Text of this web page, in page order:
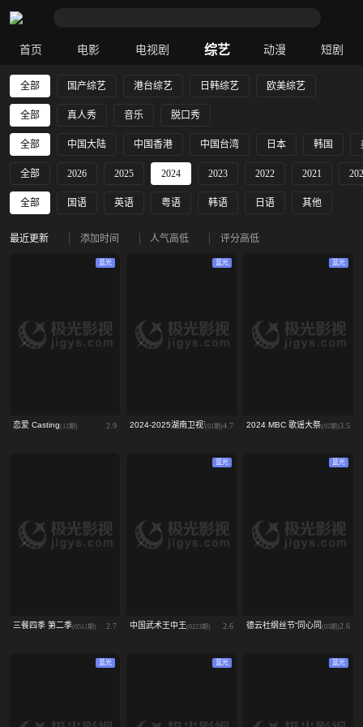
首页 电影 电视剧 综艺 动漫 短剧
全部 国产综艺 港台综艺 日韩综艺 欧美综艺
全部 真人秀 音乐 脱口秀
全部 中国大陆 中国香港 中国台湾 日本 韩国
全部 2026 2025 2024 2023 2022 2021
全部 国语 英语 粤语 韩语 日语 其他
最近更新 添加时间 人气高低 评分高低
蓝光
恋爱 Casting(12期) 2.9
蓝光
2024-2025湖南卫视芒果TV跨年晚会
(01期)4.7
蓝光
2024 MBC 歌谣大祭典(02期)3.5
三餐四季 第二季(0511期) 2.7
蓝光
中国武术王中王(0223期) 2.6
蓝光
德云社纲丝节“同心同德”之笑剧
(03期)2.6
蓝光 蓝光 蓝光